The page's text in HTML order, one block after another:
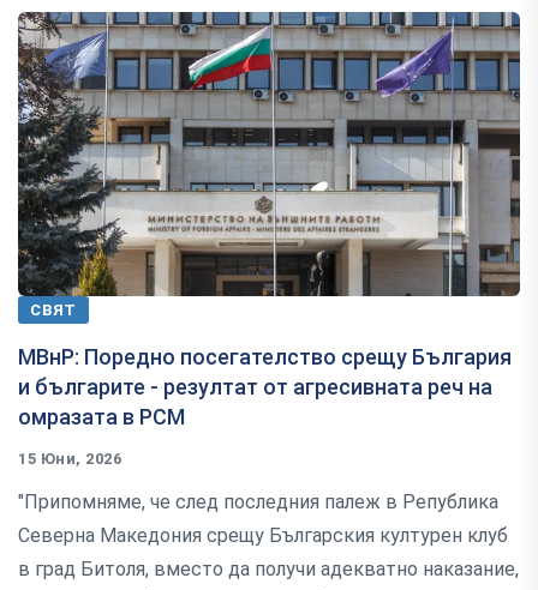
СВЯТ
МВнР: Поредно посегателство срещу България
и българите - резултат от агресивната реч на
омразата в РСМ
15 Юни, 2026
"Припомняме, че след последния палеж в Република
Северна Македония срещу Българския културен клуб
в град Битоля, вместо да получи адекватно наказание,